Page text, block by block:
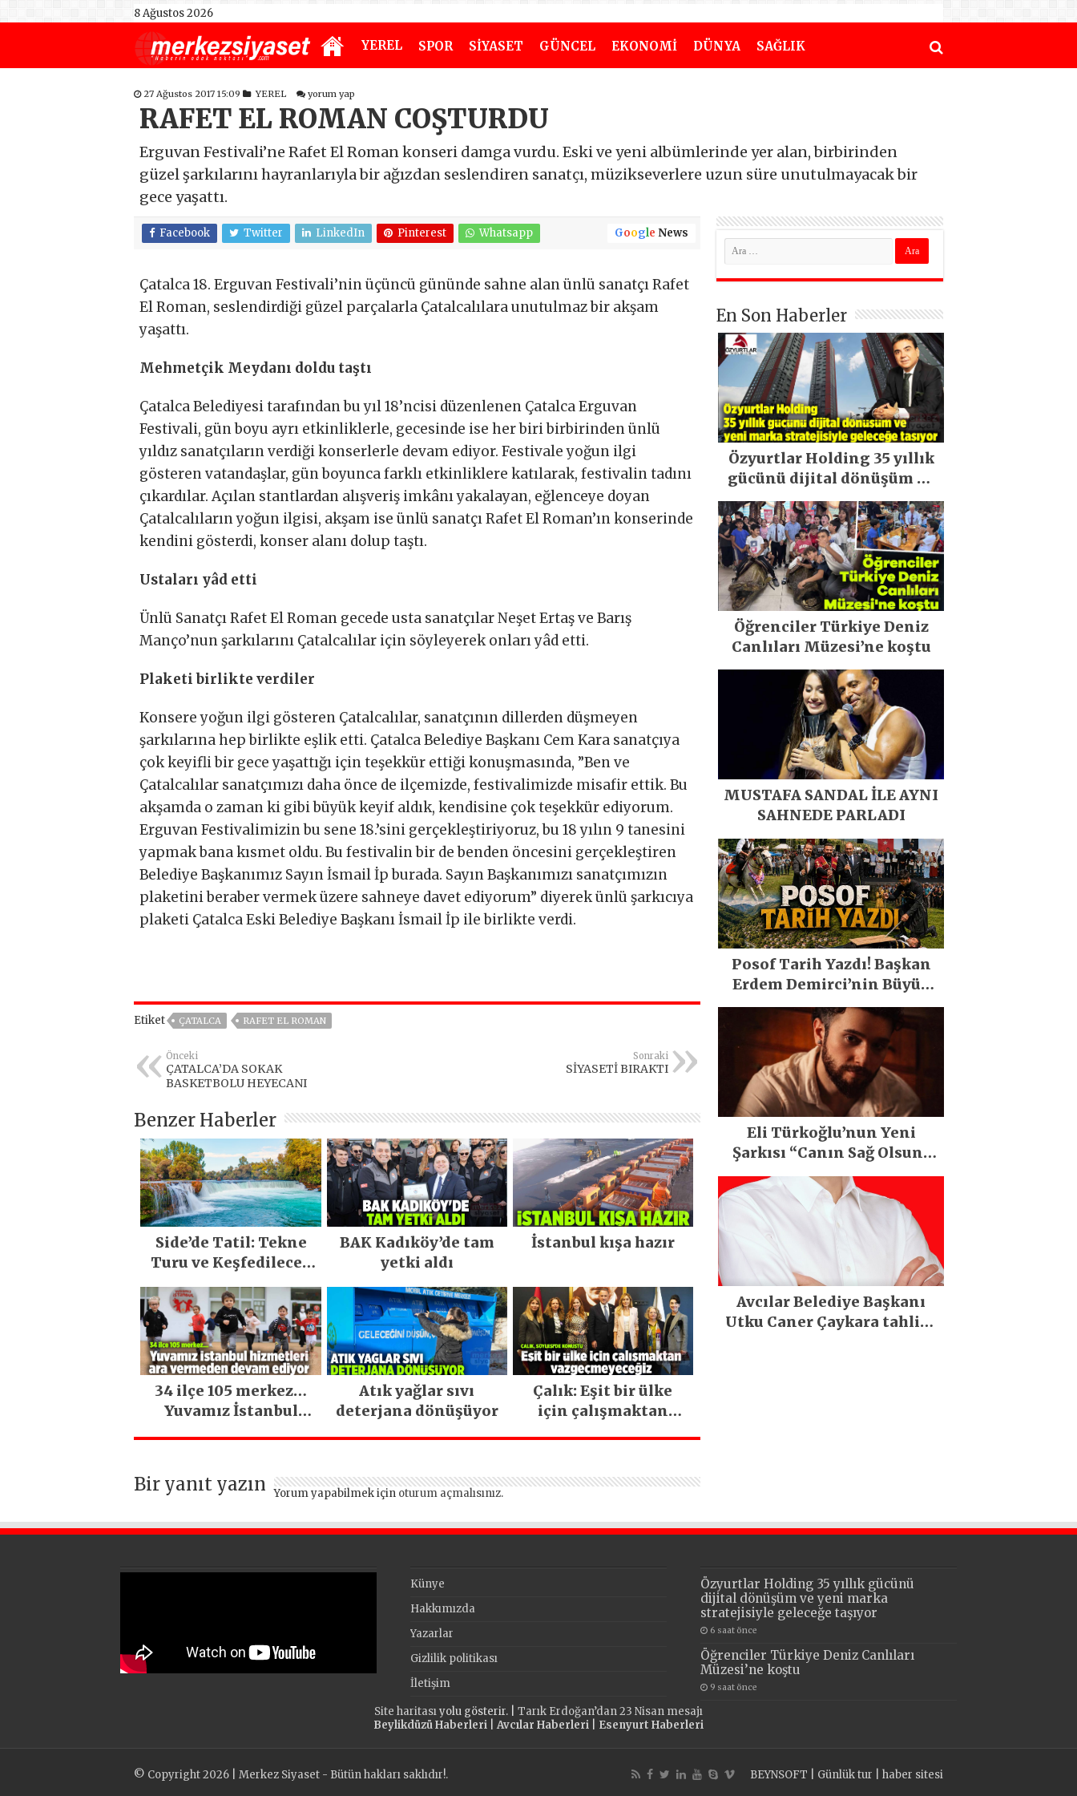
8 Ağustos 2026
YEREL SPOR SİYASET GÜNCEL EKONOMİ DÜNYA SAĞLIK
27 Ağustos 2017 15:09 YEREL yorum yap
RAFET EL ROMAN COŞTURDU
Erguvan Festivali’ne Rafet El Roman konseri damga vurdu. Eski ve yeni albümlerinde yer alan, birbirinden
güzel şarkılarını hayranlarıyla bir ağızdan seslendiren sanatçı, müzikseverlere uzun süre unutulmayacak bir
gece yaşattı.
Facebook Twitter LinkedIn Pinterest Whatsapp Google News
Çatalca 18. Erguvan Festivali’nin üçüncü gününde sahne alan ünlü sanatçı Rafet
El Roman, seslendirdiği güzel parçalarla Çatalcalılara unutulmaz bir akşam
yaşattı.
Mehmetçik Meydanı doldu taştı
Çatalca Belediyesi tarafından bu yıl 18’ncisi düzenlenen Çatalca Erguvan
Festivali, gün boyu ayrı etkinliklerle, gecesinde ise her biri birbirinden ünlü
yıldız sanatçıların verdiği konserlerle devam ediyor. Festivale yoğun ilgi
gösteren vatandaşlar, gün boyunca farklı etkinliklere katılarak, festivalin tadını
çıkardılar. Açılan stantlardan alışveriş imkânı yakalayan, eğlenceye doyan
Çatalcalıların yoğun ilgisi, akşam ise ünlü sanatçı Rafet El Roman’ın konserinde
kendini gösterdi, konser alanı dolup taştı.
Ustaları yâd etti
Ünlü Sanatçı Rafet El Roman gecede usta sanatçılar Neşet Ertaş ve Barış
Manço’nun şarkılarını Çatalcalılar için söyleyerek onları yâd etti.
Plaketi birlikte verdiler
Konsere yoğun ilgi gösteren Çatalcalılar, sanatçının dillerden düşmeyen
şarkılarına hep birlikte eşlik etti. Çatalca Belediye Başkanı Cem Kara sanatçıya
çok keyifli bir gece yaşattığı için teşekkür ettiği konuşmasında, ”Ben ve
Çatalcalılar sanatçımızı daha önce de ilçemizde, festivalimizde misafir ettik. Bu
akşamda o zaman ki gibi büyük keyif aldık, kendisine çok teşekkür ediyorum.
Erguvan Festivalimizin bu sene 18.’sini gerçekleştiriyoruz, bu 18 yılın 9 tanesini
yapmak bana kısmet oldu. Bu festivalin bir de benden öncesini gerçekleştiren
Belediye Başkanımız Sayın İsmail İp burada. Sayın Başkanımızı sanatçımızın
plaketini beraber vermek üzere sahneye davet ediyorum” diyerek ünlü şarkıcıya
plaketi Çatalca Eski Belediye Başkanı İsmail İp ile birlikte verdi.
Etiket ÇATALCA RAFET EL ROMAN
Önceki
ÇATALCA’DA SOKAK
BASKETBOLU HEYECANI
Sonraki
SİYASETİ BIRAKTI
Benzer Haberler
Side’de Tatil: Tekne
Turu ve Keşfedilecek
BAK Kadıköy’de tam
yetki aldı
İstanbul kışa hazır
34 ilçe 105 merkez…
Yuvamız İstanbul
Atık yağlar sıvı
deterjana dönüşüyor
Çalık: Eşit bir ülke
için çalışmaktan
Bir yanıt yazın Yorum yapabilmek için oturum açmalısınız.
En Son Haberler
Özyurtlar Holding 35 yıllık
gücünü dijital dönüşüm ve
yeni marka stratejisiyle
geleceğe taşıyor
Öğrenciler Türkiye Deniz
Canlıları Müzesi’ne koştu
MUSTAFA SANDAL İLE AYNI
SAHNEDE PARLADI
Posof Tarih Yazdı! Başkan
Erdem Demirci’nin Büyük
Emeğiyle Son Yılların En
Büyük Festivali Gerçekleşti
Eli Türkoğlu’nun Yeni
Şarkısı “Canın Sağ Olsun”
Büyük İlgi Gördü!..
Avcılar Belediye Başkanı
Utku Caner Çaykara tahliye
Künye
Hakkımızda
Yazarlar
Gizlilik politikası
İletişim
Özyurtlar Holding 35 yıllık gücünü
dijital dönüşüm ve yeni marka
stratejisiyle geleceğe taşıyor
6 saat önce
Öğrenciler Türkiye Deniz Canlıları
Müzesi’ne koştu
9 saat önce
Site haritasıyolu gösterir. | Tarık Erdoğan’dan 23 Nisan mesajı
Beylikdüzü Haberleri
Avcılar Haberleri Esenyurt Haberleri
BEYNSOFT Günlük tur haber sitesi
© Copyright 2026 | Merkez Siyaset - Bütün hakları saklıdır!.